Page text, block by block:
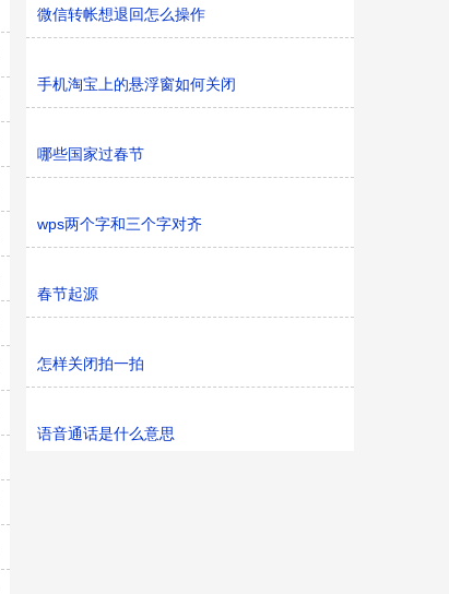
微信转帐想退回怎么操作
手机淘宝上的悬浮窗如何关闭
哪些国家过春节
wps两个字和三个字对齐
春节起源
怎样关闭拍一拍
语音通话是什么意思